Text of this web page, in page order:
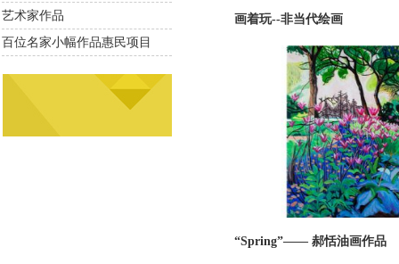
艺术家作品
百位名家小幅作品惠民项目
画着玩--非当代绘画
“Spring”—— 郝恬油画作品